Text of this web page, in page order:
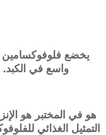
يخضع فلوفوكسامين
واسع في
هو في المختبر هو
التمثيل الغذائي